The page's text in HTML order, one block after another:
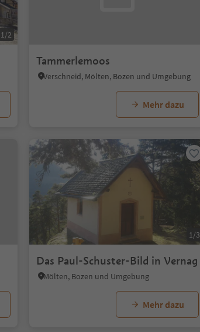
1/2
Tammerlemoos
Verschneid, Mölten, Bozen und Umgebung
Mehr dazu
1/3
Das Paul-Schuster-Bild in Vernag
Mölten, Bozen und Umgebung
Mehr dazu